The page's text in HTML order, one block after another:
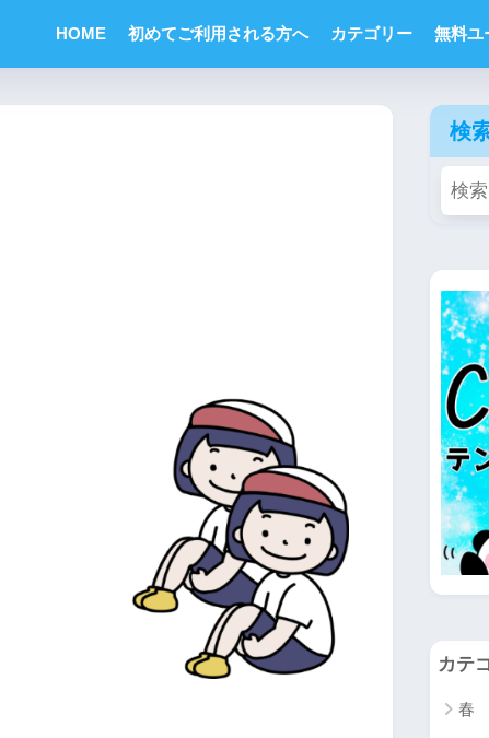
HOME 初めてご利用される方へ カテゴリー 無料ユ
検
カテ
春